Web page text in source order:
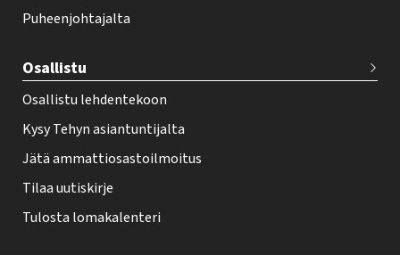
t
r
Puheenjohtajalta
Osallistu
Osallistu lehdentekoon
Kysy Tehyn asiantuntijalta
Jätä ammattiosastoilmoitus
Tilaa uutiskirje
Tulosta lomakalenteri